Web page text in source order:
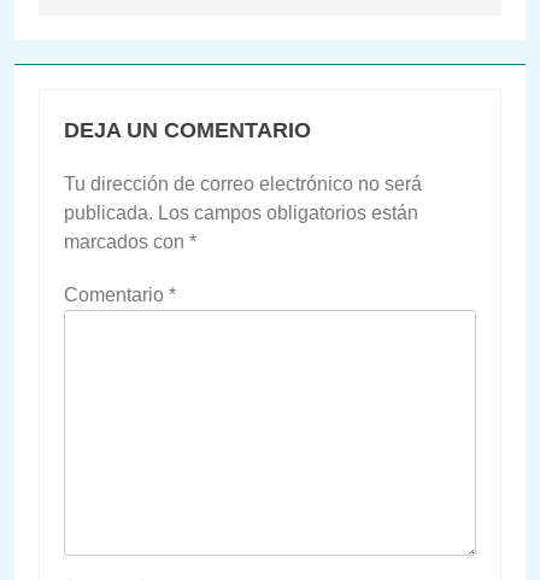
DEJA UN COMENTARIO
Tu dirección de correo electrónico no será
publicada. Los campos obligatorios están
marcados con *
Comentario *